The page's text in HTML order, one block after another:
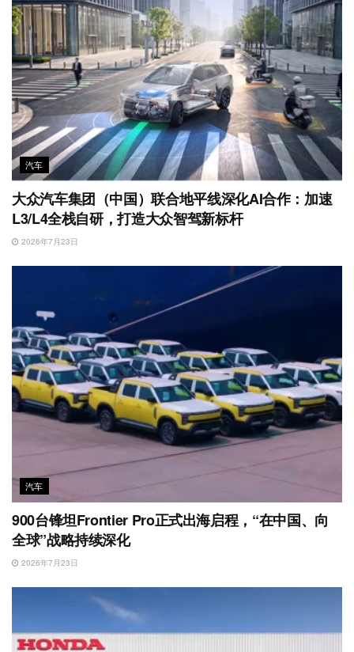
汽车
大众汽车集团（中国）联合地平线深化AI合作：加速
L3/L4全栈自研，打造大众智驾新标杆
2026年7月23日
汽车
900台锋坦Frontier Pro正式出海启程，“在中国、向
全球”战略持续深化
2026年7月23日